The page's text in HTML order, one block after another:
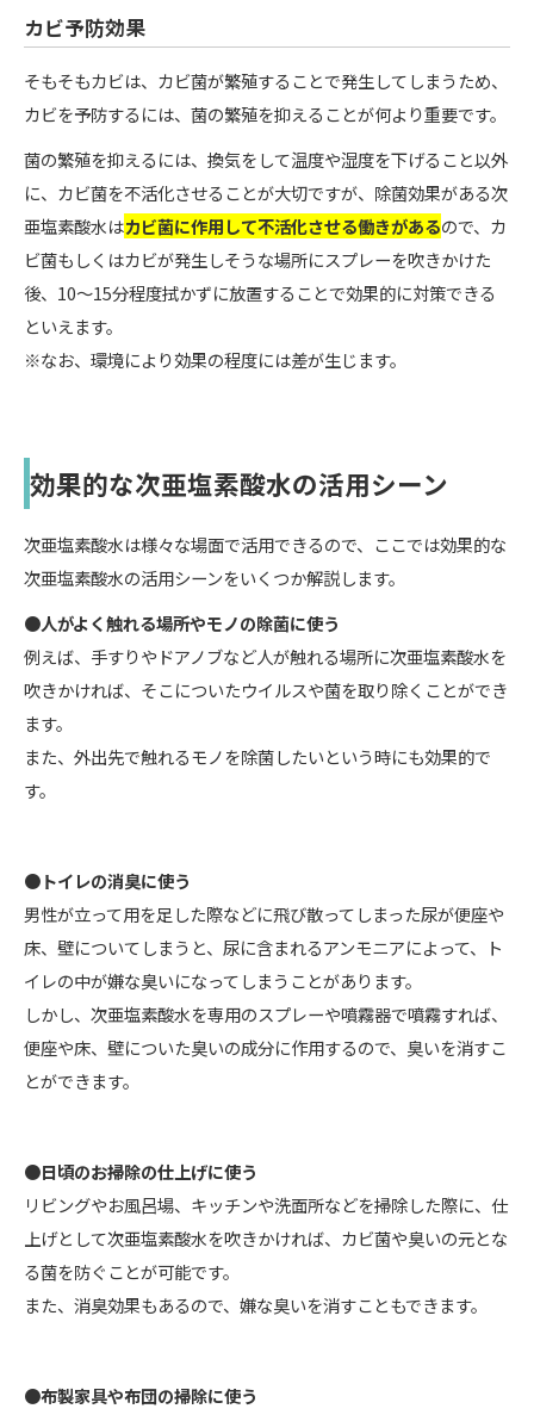
カビ予防効果
そもそもカビは、カビ菌が繁殖することで発生してしまうため、
カビを予防するには、菌の繁殖を抑えることが何より重要です。
菌の繁殖を抑えるには、換気をして温度や湿度を下げること以外
に、カビ菌を不活化させることが大切ですが、除菌効果がある次
亜塩素酸水はカビ菌に作用して不活化させる働きがあるので、カ
ビ菌もしくはカビが発生しそうな場所にスプレーを吹きかけた
後、10～15分程度拭かずに放置することで効果的に対策できる
といえます。
※なお、環境により効果の程度には差が生じます。
効果的な次亜塩素酸水の活用シーン
次亜塩素酸水は様々な場面で活用できるので、ここでは効果的な
次亜塩素酸水の活用シーンをいくつか解説します。
●人がよく触れる場所やモノの除菌に使う
例えば、手すりやドアノブなど人が触れる場所に次亜塩素酸水を
吹きかければ、そこについたウイルスや菌を取り除くことができ
ます。
また、外出先で触れるモノを除菌したいという時にも効果的で
す。
●トイレの消臭に使う
男性が立って用を足した際などに飛び散ってしまった尿が便座や
床、壁についてしまうと、尿に含まれるアンモニアによって、ト
イレの中が嫌な臭いになってしまうことがあります。
しかし、次亜塩素酸水を専用のスプレーや噴霧器で噴霧すれば、
便座や床、壁についた臭いの成分に作用するので、臭いを消すこ
とができます。
●日頃のお掃除の仕上げに使う
リビングやお風呂場、キッチンや洗面所などを掃除した際に、仕
上げとして次亜塩素酸水を吹きかければ、カビ菌や臭いの元とな
る菌を防ぐことが可能です。
また、消臭効果もあるので、嫌な臭いを消すこともできます。
●布製家具や布団の掃除に使う